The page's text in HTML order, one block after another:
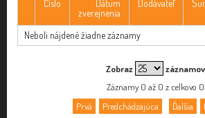
Číslo
Dátum
zverejnenia
Dodávateľ
Neboli nájdené žiadne záznamy
Zobraz
záznamov
Záznamy 0 až 0 z celkovo 0
Prvá
Predchádzajúca Ďalšia